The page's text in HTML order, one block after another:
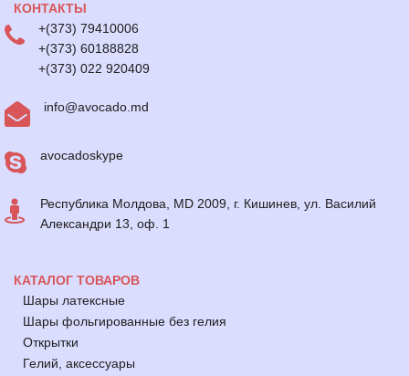
КОНТАКТЫ
+(373) 79410006
+(373) 60188828
+(373) 022 920409
info@avocado.md
avocadoskype
Республика Молдова, MD 2009, г. Кишинев, ул. Василий
Александри 13, оф. 1
КАТАЛОГ ТОВАРОВ
Шары латексные
Шары фольгированные без гелия
Открытки
Гелий, аксессуары